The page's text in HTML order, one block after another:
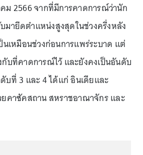
ม 2566 จากที่มีการคาดการณ์ว่านัก
มายึดตำแหน่งสูงสุดในช่วงครึ่งหลัง
นเหมือนช่วงก่อนการแพร่ระบาด แต่
กับที่คาดการณ์ไว้ และยังคงเป็นอันดับ
บที่ 3 และ 4 ได้แก่ อินเดียและ
คาซัคสถาน สหราชอาณาจักร และ